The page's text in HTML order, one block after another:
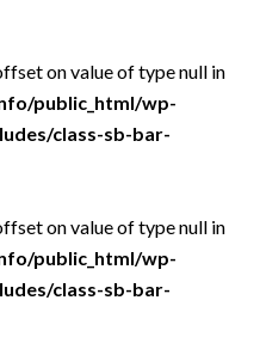
on value of type null in
public_html/wp-
class-sb-bar-
on value of type null in
public_html/wp-
class-sb-bar-